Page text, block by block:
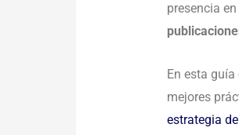
presencia
En esta
mejores
estrategia